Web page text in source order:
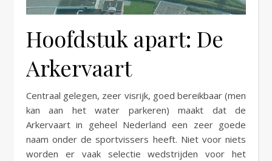
Hoofdstuk apart: De
Arkervaart
Centraal gelegen, zeer visrijk, goed bereikbaar (men
kan aan het water parkeren) maakt dat de
Arkervaart in geheel Nederland een zeer goede
naam onder de sportvissers heeft. Niet voor niets
worden er vaak selectie wedstrijden voor het